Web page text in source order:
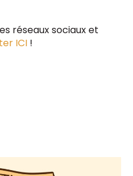
réseaux sociaux et
ICI !